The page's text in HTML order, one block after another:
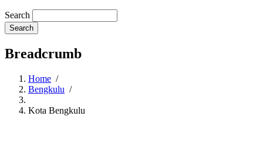
Search
Breadcrumb
Home /
Bengkulu /
Kota Bengkulu